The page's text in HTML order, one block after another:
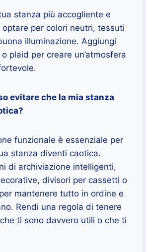
stanza più accogliente e
per colori neutri, tessuti
illuminazione. Aggiungi
plaid per creare un’atmosfera
evitare che la mia stanza
funzionale è essenziale per
stanza diventi caotica.
di archiviazione intelligenti,
divisori per cassetti o
mantenere tutto in ordine e
Rendi una regola di tenere
ti sono davvero utili o che ti